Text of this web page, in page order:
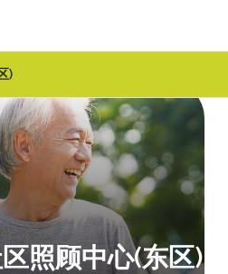
照顾中心(东区)
)